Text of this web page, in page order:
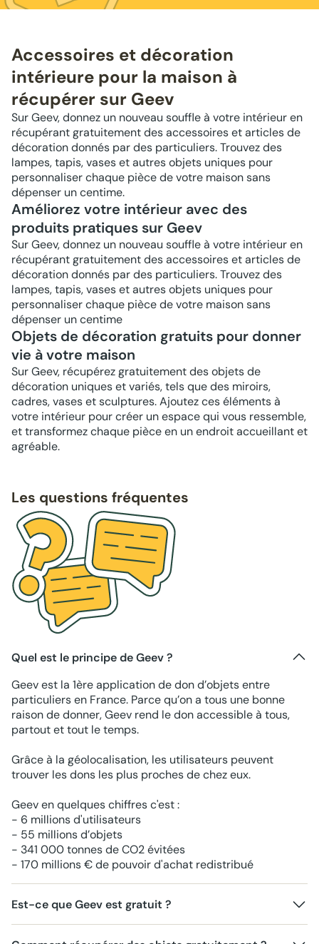
Accessoires et décoration
intérieure pour la maison à
récupérer sur Geev
Sur Geev, donnez un nouveau souffle à votre intérieur en
récupérant gratuitement des accessoires et articles de
décoration donnés par des particuliers. Trouvez des
lampes, tapis, vases et autres objets uniques pour
personnaliser chaque pièce de votre maison sans
dépenser un centime.
Améliorez votre intérieur avec des
produits pratiques sur Geev
Sur Geev, donnez un nouveau souffle à votre intérieur en
récupérant gratuitement des accessoires et articles de
décoration donnés par des particuliers. Trouvez des
lampes, tapis, vases et autres objets uniques pour
personnaliser chaque pièce de votre maison sans
dépenser un centime
Objets de décoration gratuits pour donner
vie à votre maison
Sur Geev, récupérez gratuitement des objets de
décoration uniques et variés, tels que des miroirs,
cadres, vases et sculptures. Ajoutez ces éléments à
votre intérieur pour créer un espace qui vous ressemble,
et transformez chaque pièce en un endroit accueillant et
agréable.
Les questions fréquentes
Quel est le principe de Geev ?
Geev est la 1ère application de don d’objets entre
particuliers en France. Parce qu’on a tous une bonne
raison de donner, Geev rend le don accessible à tous,
partout et tout le temps.
Grâce à la géolocalisation, les utilisateurs peuvent
trouver les dons les plus proches de chez eux.
Geev en quelques chiffres c'est :
- 6 millions d'utilisateurs
- 55 millions d’objets
- 341 000 tonnes de CO2 évitées
- 170 millions € de pouvoir d'achat redistribué
Est-ce que Geev est gratuit ?